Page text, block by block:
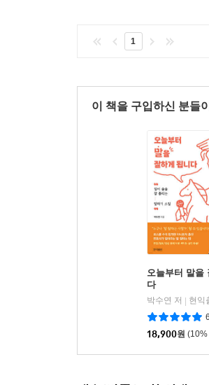
1
이 책을 구입하신 분들
오늘부터 말을
다
박수연 저
현익
18,900원 (10%